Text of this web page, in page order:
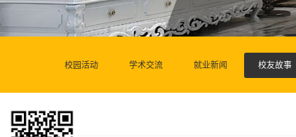
校园活动 学术交流 就业新闻 校友故事